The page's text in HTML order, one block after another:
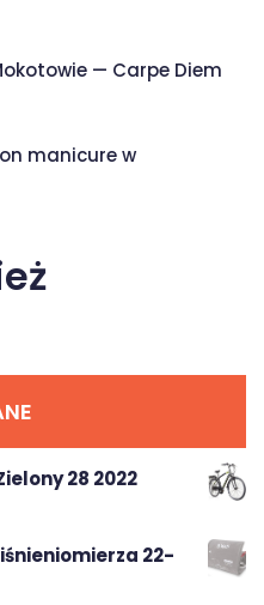
— Carpe Diem
manicure w
28 2022
22-